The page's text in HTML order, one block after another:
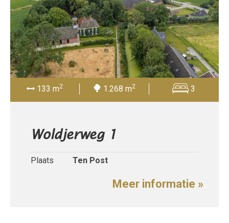
133 m2 1.268 m2 3
Woldjerweg 1
Plaats Ten Post
Meer informatie »